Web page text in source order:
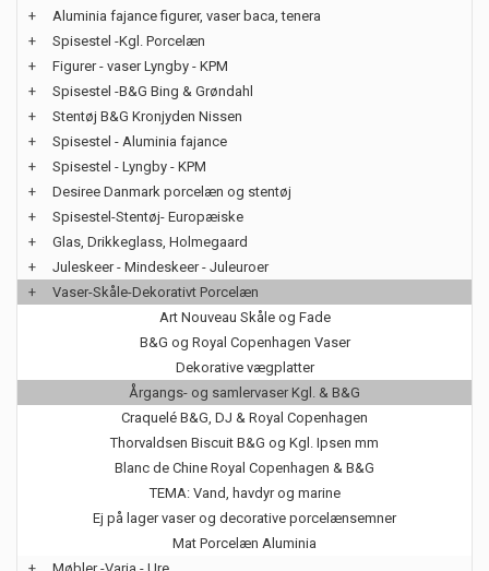
+
Aluminia fajance figurer, vaser baca, tenera
+
Spisestel -Kgl. Porcelæn
+
Figurer - vaser Lyngby - KPM
+
Spisestel -B&G Bing & Grøndahl
+
Stentøj B&G Kronjyden Nissen
+
Spisestel - Aluminia fajance
+
Spisestel - Lyngby - KPM
+
Desiree Danmark porcelæn og stentøj
+
Spisestel-Stentøj- Europæiske
+
Glas, Drikkeglass, Holmegaard
+
Juleskeer - Mindeskeer - Juleuroer
+
Vaser-Skåle-Dekorativt Porcelæn
Art Nouveau Skåle og Fade
B&G og Royal Copenhagen Vaser
Dekorative vægplatter
Årgangs- og samlervaser Kgl. & B&G
Craquelé B&G, DJ & Royal Copenhagen
Thorvaldsen Biscuit B&G og Kgl. Ipsen mm
Blanc de Chine Royal Copenhagen & B&G
TEMA: Vand, havdyr og marine
Ej på lager vaser og decorative porcelænsemner
Mat Porcelæn Aluminia